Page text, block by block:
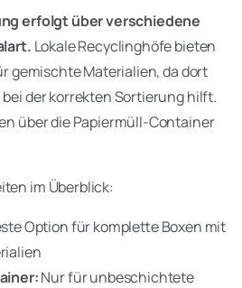
erfolgt über verschiedene
Lokale Recyclinghöfe bieten
gemischte Materialien, da dort
der korrekten Sortierung hilft.
über die Papiermüll-Container
im Überblick:
Option für komplette Boxen mit
Nur für unbeschichtete